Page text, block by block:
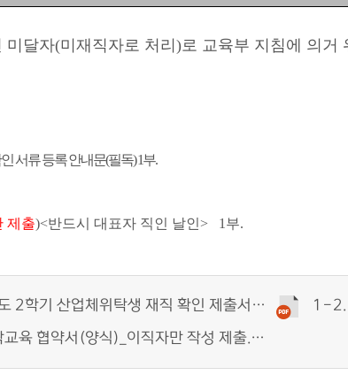
미달자(미재직자로 처리 )로 교육부 지침에 의거
서류 등록 안내문(필독) 1부.
제출)<반드시 대표자 직인 날인 > 1 부.
1-1. 2026학년도 2학기 산업체위탁생 재직 확인 제출서류 등록 안내문.pdf (491KB) 1-2.
1-3. 산업체 위탁교육 협약서(양식)_이직자만 작성 제출.pdf (373KB)